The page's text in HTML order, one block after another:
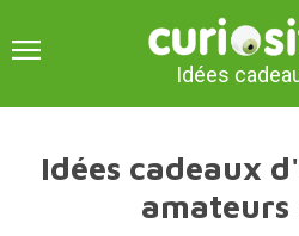
Idées
Idées cadeaux
amateurs